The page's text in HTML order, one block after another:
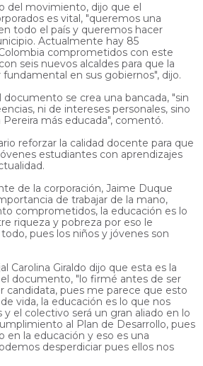
del movimiento, dijo que el
es vital, "queremos una
todo el país y queremos hacer
Actualmente hay 85
comprometidos con este
seis nuevos alcaldes para que la
en sus gobiernos", dijo.
se crea una bancada, "sin
ni de intereses personales, sino
más educada", comentó.
reforzar la calidad docente para que
estudiantes con aprendizajes
de la corporación, Jaime Duque
de trabajar de la mano,
comprometidos, la educación es lo
riqueza y pobreza por eso le
pues los niños y jóvenes son
Carolina Giraldo dijo que esta es la
documento, "lo firmé antes de ser
candidata, pues me parece que esto
vida, la educación es lo que nos
y el colectivo será un gran aliado en lo
al Plan de Desarrollo, pues
en la educación y eso es una
desperdiciar pues ellos nos